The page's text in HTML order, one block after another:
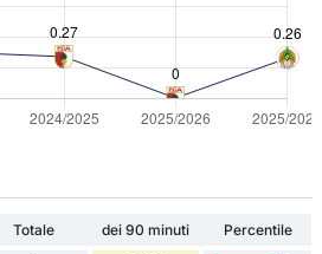
Totale dei 90 minuti
Percentile